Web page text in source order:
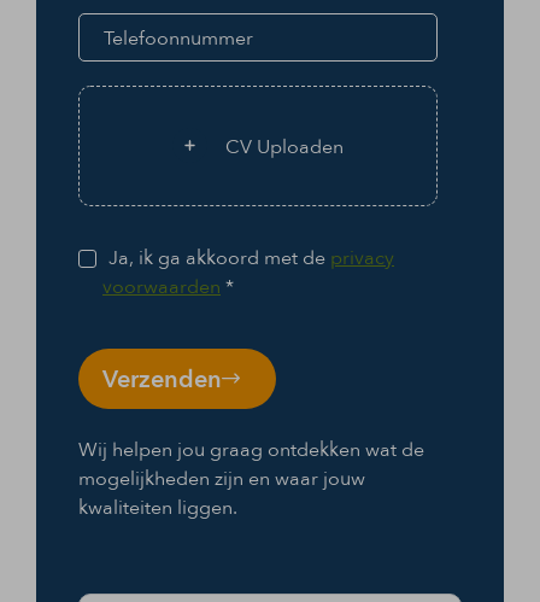
CV Uploaden
Ja, ik ga akkoord met deprivacy
voorwaarden*
Verzenden
Wij helpen jou graag ontdekken wat de
mogelijkheden zijn en waar jouw
kwaliteiten liggen.